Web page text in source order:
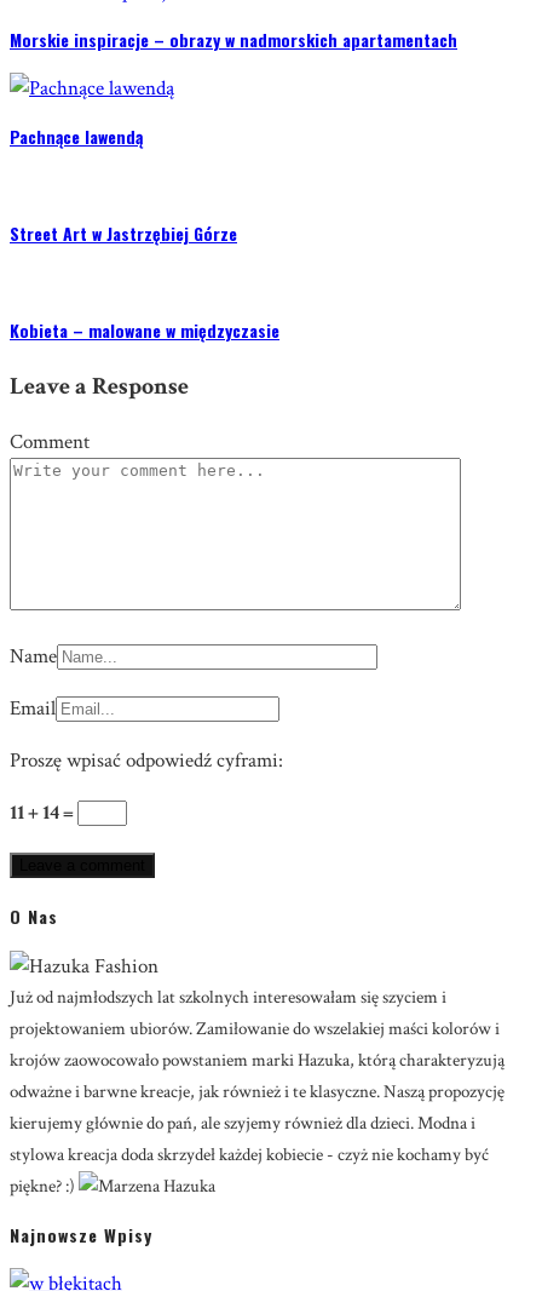
Morskie inspiracje – obrazy w nadmorskich apartamentach
Pachnące lawendą
Street Art w Jastrzębiej Górze
Kobieta – malowane w międzyczasie
Leave a Response
Comment
Name
Email
Proszę wpisać odpowiedź cyframi:
11 + 14 =
O Nas
Już od najmłodszych lat szkolnych interesowałam się szyciem i
projektowaniem ubiorów. Zamiłowanie do wszelakiej maści kolorów i
krojów zaowocowało powstaniem marki Hazuka, którą charakteryzują
odważne i barwne kreacje, jak również i te klasyczne. Naszą propozycję
kierujemy głównie do pań, ale szyjemy również dla dzieci. Modna i
stylowa kreacja doda skrzydeł każdej kobiecie - czyż nie kochamy być
piękne? :)
Najnowsze Wpisy